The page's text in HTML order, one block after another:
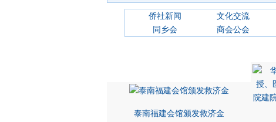
侨社新闻 文化交流
同乡会
商会公会
泰南福建会馆颁发救济金